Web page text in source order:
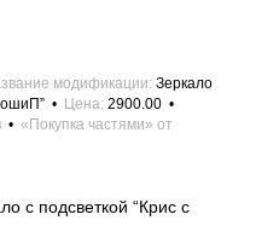
модификации Зеркало
Цена 2900.00
«Покупка частями» от